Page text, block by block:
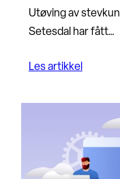
Utøving av
Setesdal har fått…
Les artikkel